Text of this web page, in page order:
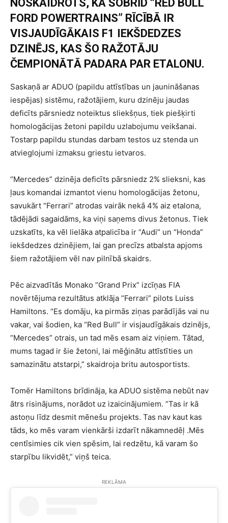
NOSKAIDROTS, KA ŠOBRĪD “RED BULL
FORD POWERTRAINS” RĪCĪBĀ IR
VISJAUDĪGĀKAIS F1 IEKŠDEDZES
DZINĒJS, KAS ŠO RAŽOTĀJU
ČEMPIONĀTĀ PADARA PAR ETALONU.
Saskaņā ar ADUO (papildu attīstības un jaunināšanas
iespējas) sistēmu, ražotājiem, kuru dzinēju jaudas
deficīts pārsniedz noteiktus sliekšņus, tiek piešķirti
homologācijas žetoni papildu uzlabojumu veikšanai.
Tostarp papildu stundas darbam testos uz stenda un
atvieglojumi izmaksu griestu ietvaros.
“Mercedes” dzinēja deficīts pārsniedz 2% slieksni, kas
ļaus komandai izmantot vienu homologācijas žetonu,
savukārt “Ferrari” atrodas vairāk nekā 4% aiz etalona,
tādējādi sagaidāms, ka viņi saņems divus žetonus. Tiek
uzskatīts, ka vēl lielāka atpalicība ir “Audi” un “Honda”
iekšdedzes dzinējiem, lai gan precīzs atbalsta apjoms
šiem ražotājiem vēl nav pilnībā skaidrs.
Pēc aizvadītās Monako “Grand Prix” izcīņas FIA
novērtējuma rezultātus atklāja “Ferrari” pilots Luiss
Hamiltons. “Es domāju, ka pirmās ziņas parādījās vai nu
vakar, vai šodien, ka “Red Bull” ir visjaudīgākais dzinējs,
“Mercedes” otrais, un tad mēs esam aiz viņiem. Tātad,
mums tagad ir šie žetoni, lai mēģinātu attīstīties un
samazinātu atstarpi,” skaidroja britu autosportists.
Tomēr Hamiltons brīdināja, ka ADUO sistēma nebūt nav
ātrs risinājums, norādot uz izaicinājumiem. “Tas ir kā
astoņu līdz desmit mēnešu projekts. Tas nav kaut kas
tāds, ko mēs varam vienkārši izdarīt nākamnedēļ .Mēs
centīsimies cik vien spēsim, lai redzētu, kā varam šo
starpību likvidēt,” viņš teica.
REKLĀMA